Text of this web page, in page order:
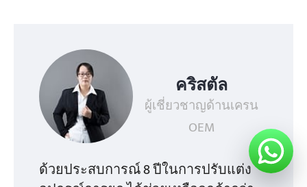
คริสตัล
ผู้เชี่ยวชาญด้านเครน
OEM
ด้วยประสบการณ์ 8 ปีในการปรับแต่ง